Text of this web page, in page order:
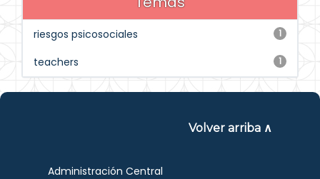
1
riesgos psicosociales
1
teachers
Volver arriba ∧
Administración Central